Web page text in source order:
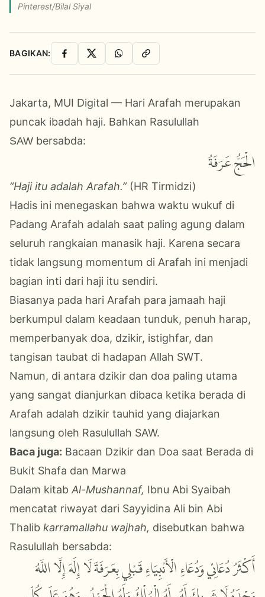
Pinterest/Bilal Siyal
BAGIKAN: Facebook
X WhatsAppSalin Link
Jakarta, MUI Digital — Hari Arafah merupakan
puncak ibadah haji. Bahkan Rasulullah
SAW bersabda:
الْحَجُّ عَرَفَةُ
“Haji itu adalah Arafah.”(HR Tirmidzi)
Hadis ini menegaskan bahwa waktu wukuf di
Padang Arafah adalah saat paling agung dalam
seluruh rangkaian manasik haji. Karena secara
tidak langsung momentum di Arafah ini menjadi
bagian inti dari haji itu sendiri.
Biasanya pada hari Arafah para jamaah haji
berkumpul dalam keadaan tunduk, penuh harap,
memperbanyak doa, dzikir, istighfar, dan
tangisan taubat di hadapan Allah SWT.
Namun, di antara dzikir dan doa paling utama
yang sangat dianjurkan dibaca ketika berada di
Arafah adalah dzikir tauhid yang diajarkan
langsung oleh Rasulullah SAW.
Baca juga: Bacaan Dzikir dan Doa saat Berada di
Bukit Shafa dan Marwa
Dalam kitab Al-Mushannaf, Ibnu Abi Syaibah
mencatat riwayat dari Sayyidina Ali bin Abi
Thalib karramallahu wajhah, disebutkan bahwa
Rasulullah bersabda:
أَكْثَرُ دُعَائِي وَدُعَاءِ الْأَنْبِيَاءِ قَبْلِي بِعَرَفَةَ لَا إِلَهَ إِلَّا اللَّهُ